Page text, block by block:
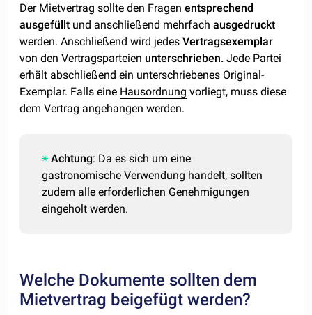
Der Mietvertrag sollte den Fragenentsprechend
ausgefüllt und anschließend mehrfachausgedruckt
werden. Anschließend wird jedesVertragsexemplar
von den Vertragsparteien unterschrieben. Jede Partei
erhält abschließend ein unterschriebenes Original-
Exemplar. Falls eine Hausordnung vorliegt, muss diese
dem Vertrag angehangen werden.
Achtung: Da es sich um eine
gastronomische Verwendung handelt, sollten
zudem alle erforderlichen Genehmigungen
eingeholt werden.
Welche Dokumente sollten dem
Mietvertrag beigefügt werden?